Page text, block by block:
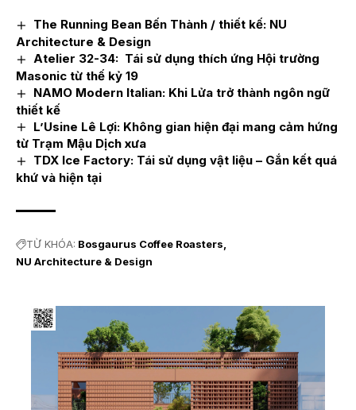
The Running Bean Bến Thành / thiết kế: NU
Architecture & Design
Atelier 32-34: Tái sử dụng thích ứng Hội trường
Masonic từ thế kỷ 19
NAMO Modern Italian: Khi Lửa trở thành ngôn ngữ
thiết kế
L’Usine Lê Lợi: Không gian hiện đại mang cảm hứng
từ Trạm Mậu Dịch xưa
TDX Ice Factory: Tái sử dụng vật liệu – Gắn kết quá
khứ và hiện tại
TỪ KHÓA: Bosgaurus Coffee Roasters
NU Architecture & Design